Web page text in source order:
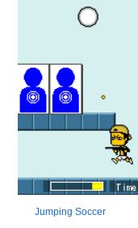
Jumping Soccer